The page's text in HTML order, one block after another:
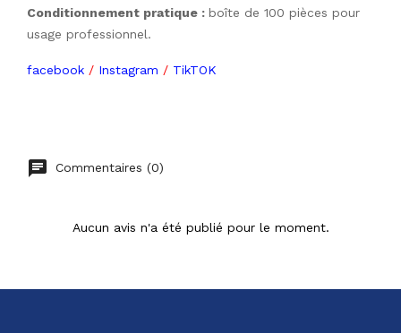
Conditionnement pratique : boîte de 100 pièces pour
usage professionnel.
facebook / Instagram / TikTOK
Commentaires (0)
Aucun avis n'a été publié pour le moment.